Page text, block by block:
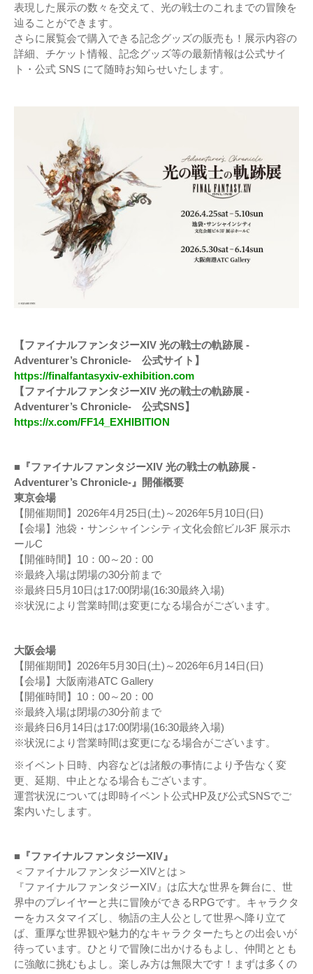
表現した展示の数々を交えて、光の戦士のこれまでの冒険を
辿ることができます。
さらに展覧会で購入できる記念グッズの販売も！展示内容の
詳細、チケット情報、記念グッズ等の最新情報は公式サイ
ト・公式 SNS にて随時お知らせいたします。
【ファイナルファンタジーXIV 光の戦士の軌跡展 -
Adventurer’s Chronicle- 公式サイト】
https://finalfantasyxiv-exhibition.com
【ファイナルファンタジーXIV 光の戦士の軌跡展 -
Adventurer’s Chronicle- 公式SNS】
https://x.com/FF14_EXHIBITION
■『ファイナルファンタジーXIV 光の戦士の軌跡展 -
Adventurer’s Chronicle-』開催概要
東京会場
【開催期間】2026年4月25日(土)～2026年5月10日(日)
【会場】池袋・サンシャインシティ文化会館ビル3F 展示ホ
ールC
【開催時間】10：00～20：00
※最終入場は閉場の30分前まで
※最終日5月10日は17:00閉場(16:30最終入場)
※状況により営業時間は変更になる場合がございます。
大阪会場
【開催期間】2026年5月30日(土)～2026年6月14日(日)
【会場】大阪南港ATC Gallery
【開催時間】10：00～20：00
※最終入場は閉場の30分前まで
※最終日6月14日は17:00閉場(16:30最終入場)
※状況により営業時間は変更になる場合がございます。
※イベント日時、内容などは諸般の事情により予告なく変
更、延期、中止となる場合もございます。
運営状況については即時イベント公式HP及び公式SNSでご
案内いたします。
■『ファイナルファンタジーXIV』
＜ファイナルファンタジーXIVとは＞
『ファイナルファンタジーXIV』は広大な世界を舞台に、世
界中のプレイヤーと共に冒険ができるRPGです。キャラクタ
ーをカスタマイズし、物語の主人公として世界へ降り立て
ば、重厚な世界観や魅力的なキャラクターたちとの出会いが
待っています。ひとりで冒険に出かけるもよし、仲間ととも
に強敵に挑むもよし。楽しみ方は無限大です！まずは多くの